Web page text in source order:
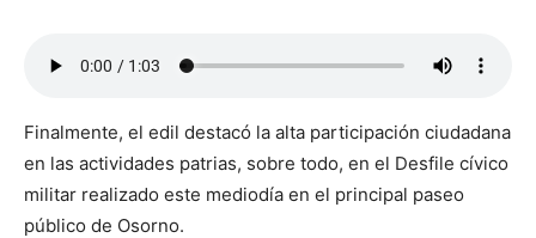
Finalmente, el edil destacó la alta participación ciudadana
en las actividades patrias, sobre todo, en el Desfile cívico
militar realizado este mediodía en el principal paseo
público de Osorno.